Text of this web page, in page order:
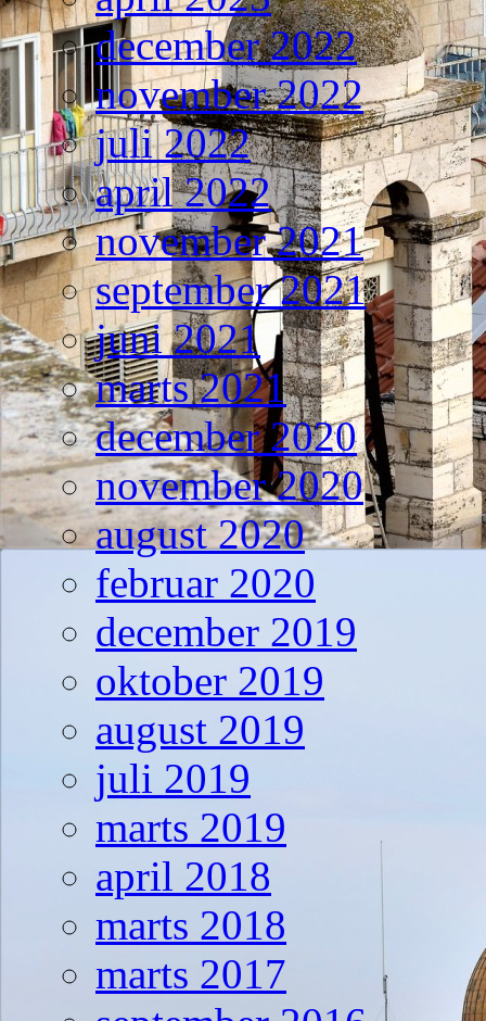
december 2022
november 2022
juli 2022
april 2022
november 2021
september 2021
juni 2021
marts 2021
december 2020
november 2020
august 2020
februar 2020
december 2019
oktober 2019
august 2019
juli 2019
marts 2019
april 2018
marts 2018
marts 2017